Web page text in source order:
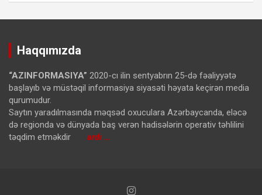
Haqqımızda
“AZINFORMASIYA” 2020-cı ilin sentyabrın 25-də fəaliyyətə
başlayıb və müstəqil informasiya siyasəti həyata keçirən media
qurumudur.
Saytın yaradılmasında məqsəd oxuculara Azərbaycanda, eləcə
də regionda və dünyada baş verən hadisələrin operativ təhlilini
təqdim etməkdir ardı …